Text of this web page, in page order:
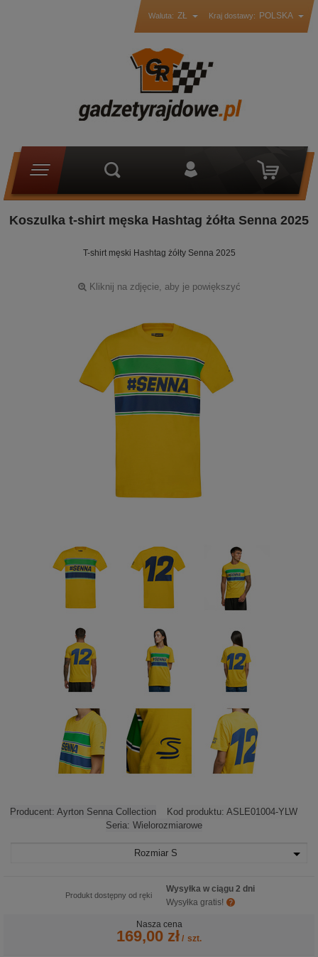
Waluta: ZŁ Kraj dostawy: POLSKA
Koszulka t-shirt męska Hashtag żółta Senna 2025
T-shirt męski Hashtag żółty Senna 2025
Kliknij na zdjęcie, aby je powiększyć
Producent: Ayrton Senna Collection Kod produktu: ASLE01004-YLW
Seria: Wielorozmiarowe
Rozmiar S
Produkt dostępny od ręki
Wysyłka w ciągu 2 dni
Wysyłka gratis!
Nasza cena
169,00 zł / szt.